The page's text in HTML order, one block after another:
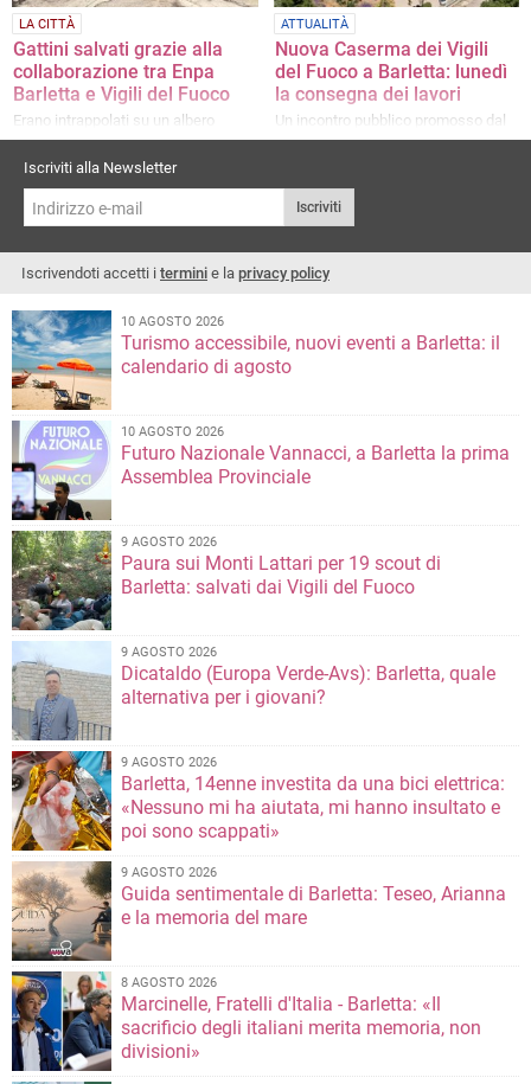
LA CITTÀ
Gattini salvati grazie alla
collaborazione tra Enpa
Barletta e Vigili del Fuoco
Erano intrappolati su un albero
ATTUALITÀ
Nuova Caserma dei Vigili
del Fuoco a Barletta: lunedì
la consegna dei lavori
Un incontro pubblico promosso dal
senatore Damiani a Palazzo San
Iscriviti alla Newsletter
Iscriviti
Iscrivendoti accetti i termini e la privacy policy
10 AGOSTO 2026
Turismo accessibile, nuovi eventi a Barletta: il
calendario di agosto
10 AGOSTO 2026
Futuro Nazionale Vannacci, a Barletta la prima
Assemblea Provinciale
9 AGOSTO 2026
Paura sui Monti Lattari per 19 scout di
Barletta: salvati dai Vigili del Fuoco
9 AGOSTO 2026
Dicataldo (Europa Verde-Avs): Barletta, quale
alternativa per i giovani?
9 AGOSTO 2026
Barletta, 14enne investita da una bici elettrica:
«Nessuno mi ha aiutata, mi hanno insultato e
poi sono scappati»
9 AGOSTO 2026
Guida sentimentale di Barletta: Teseo, Arianna
e la memoria del mare
8 AGOSTO 2026
Marcinelle, Fratelli d'Italia - Barletta: «Il
sacrificio degli italiani merita memoria, non
divisioni»